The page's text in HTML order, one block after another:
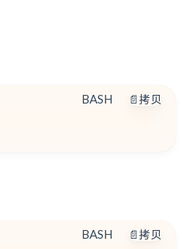
📄拷贝
BASH
📄拷贝
BASH